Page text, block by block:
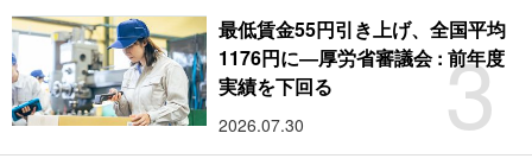
3
最低賃金55円引き上げ、全国平均
1176円に―厚労省審議会 : 前年度
実績を下回る
2026.07.30